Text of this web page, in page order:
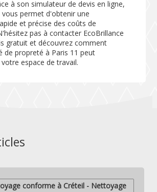
à son simulateur de devis en ligne,
vous permet d'obtenir une
et précise des coûts de
pas à contacter EcoBrillance
gratuit et découvrez comment
de propreté à Paris 11 peut
espace de travail.
conforme à Créteil - Nettoyage